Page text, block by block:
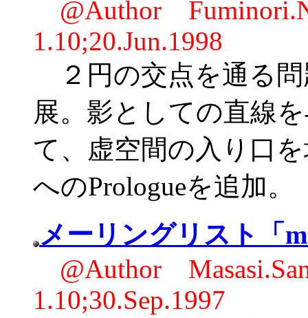
@Author
1.10;20.Jun.1998
２円の交点を通る問
展。影としての直線
て、虚空間の入り口
へのPrologueを追加。
メーリングリスト「
@Author
1.10;30.Sep.1997